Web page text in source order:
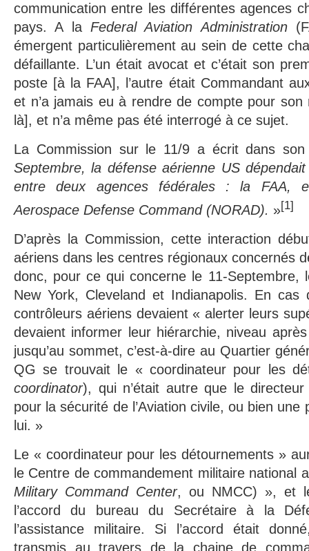
communication entre les différentes agences
pays. A la Federal Aviation Administration
émergent particulièrement au sein de cette
défaillante. L’un était avocat et c’était son
poste [à la FAA], l’autre était Commandant
et n’a jamais eu à rendre de compte pour
là], et n’a même pas été interrogé à ce sujet.
La Commission sur le 11/9 a écrit dans
Septembre, la défense aérienne US
entre deux agences fédérales : la FAA,
Aerospace Defense Command (NORAD). »[1]
D’après la Commission, cette interaction
aériens dans les centres régionaux concernés
donc, pour ce qui concerne le 11-Septembre,
New York, Cleveland et Indianapolis. En cas
contrôleurs aériens devaient « alerter leurs
devaient informer leur hiérarchie, niveau
jusqu’au sommet, c’est-à-dire au Quartier
QG se trouvait le « coordinateur pour les
coordinator), qui n’était autre que le
pour la sécurité de l’Aviation civile, ou bien une
lui. »
Le « coordinateur pour les détournements »
le Centre de commandement militaire national
Military Command Center, ou NMCC) », et
l’accord du bureau du Secrétaire à la
l’assistance militaire. Si l’accord était
transmis au travers de la chaine de